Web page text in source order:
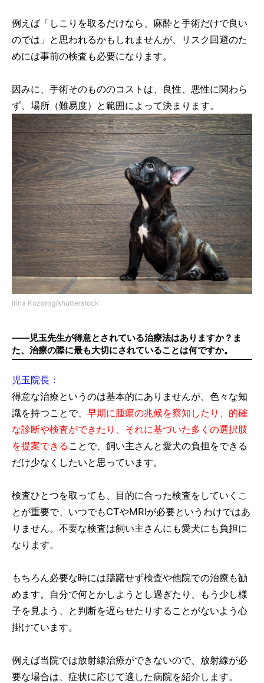
例えば「しこりを取るだけなら、麻酔と手術だけで良い
のでは」と思われるかもしれませんが、リスク回避のた
めには事前の検査も必要になります。
因みに、手術そのもののコストは、良性、悪性に関わら
ず、場所（難易度）と範囲によって決まります。
Irina Kozorog/shutterstock
――児玉先生が得意とされている治療法はありますか？ま
た、治療の際に最も大切にされていることは何ですか。
児玉院長：
得意な治療というのは基本的にありませんが、色々な知
識を持つことで、 早期に腫瘍の兆候を察知したり、的確
な診断や検査ができたり、それに基づいた多くの選択肢
を提案できる ことで、飼い主さんと愛犬の負担をできる
だけ少なくしたいと思っています。
検査ひとつを取っても、目的に合った検査をしていくこ
とが重要で、いつでもCTやMRIが必要というわけではあ
りません。不要な検査は飼い主さんにも愛犬にも負担に
なります。
もちろん必要な時には躊躇せず検査や他院での治療も勧
めます。自分で何とかしようとし過ぎたり、もう少し様
子を見よう、と判断を遅らせたりすることがないよう心
掛けています。
例えば当院では放射線治療ができないので、放射線が必
要な場合は、症状に応じて適した病院を紹介します。